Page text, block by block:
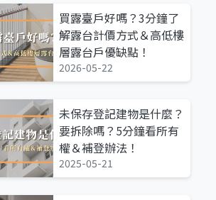
買露臺戶好嗎？3分鐘了
解露台計價方式＆高低樓
層露台戶優缺點！
2026-05-22
未保存登記建物是什麼？
要拆除嗎？5分鐘看所有
權＆補登辦法！
2025-05-21